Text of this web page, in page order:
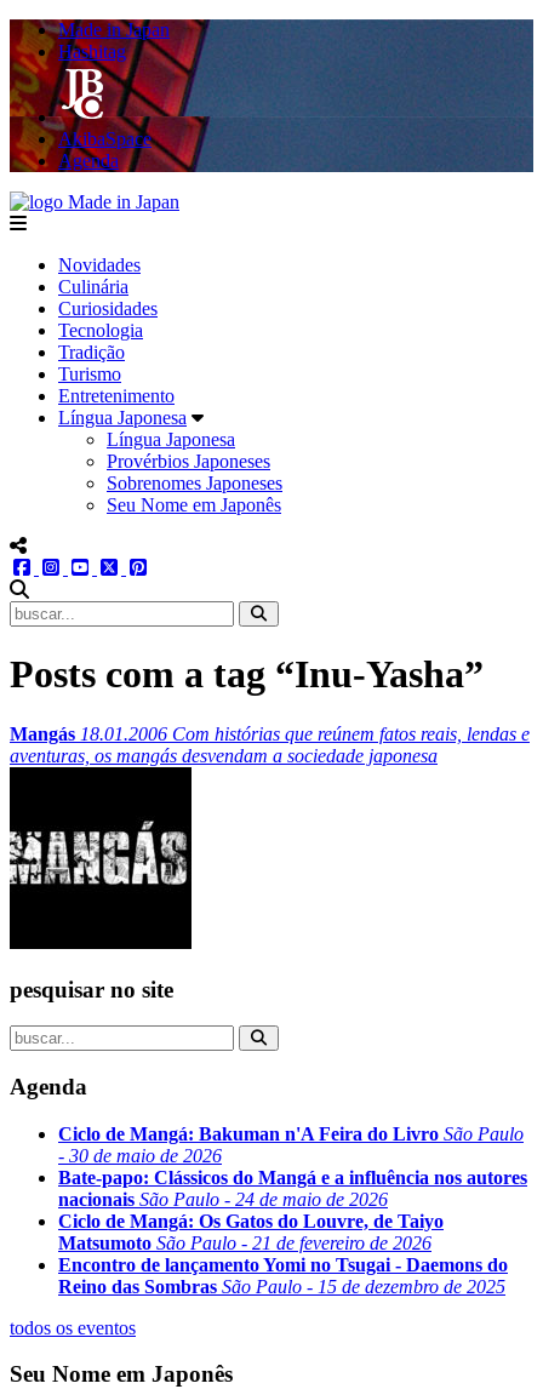
Made in Japan
Hashitag
AkibaSpace
Agenda
menu
Novidades
Culinária
Curiosidades
Tecnologia
Tradição
Turismo
Entretenimento
Língua Japonesa
Língua Japonesa
Provérbios Japoneses
Sobrenomes Japoneses
Seu Nome em Japonês
menu redes social
facebookinstagram
youtube
twitter
Posts com a tag “Inu-Yasha”
Mangás 18.01.2006 Com histórias que reúnem fatos reais, lendas e
aventuras, os mangás desvendam a sociedade japonesa
pesquisar no site
Agenda
Ciclo de Mangá: Bakuman n'A Feira do Livro São Paulo
- 30 de maio de 2026
Bate-papo: Clássicos do Mangá e a influência nos autores
nacionais São Paulo - 24 de maio de 2026
Ciclo de Mangá: Os Gatos do Louvre, de Taiyo
Matsumoto São Paulo - 21 de fevereiro de 2026
Encontro de lançamento Yomi no Tsugai - Daemons do
Reino das Sombras São Paulo - 15 de dezembro de 2025
todos os eventos
Seu Nome em Japonês